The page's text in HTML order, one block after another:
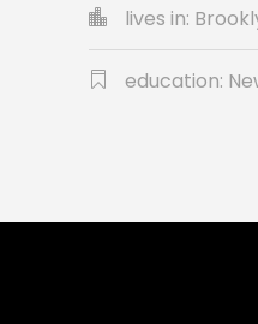
lives in:
education: